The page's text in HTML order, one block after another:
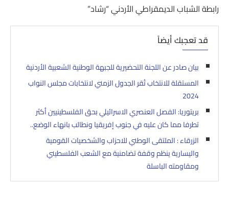
رابطة الشباب الديمقراطي الأردني “رشاد”
قد تعجبك أيضاً
بيان صادر عن اللجنة التحضيرية للجبهة الوطنية الشعبية الأردنية
المستقلة للانتخاب تُقر الجدول الزمني لانتخابات مجلس النواب
2024
بريتوريا: الفصل العنصري الاسرائيلي بحق الفلسطينيين أكثر
تطرفا مما كان عليه في جنوب إفريقيا ونطالب بانهاء الوضع..
الزرقاء : الملتقى الوطني للاحزاب والشخصيات القومية
واليسارية ينظم وقفة تضامنية مع الشعب الفلسطيني
ومقاومته الباسلة